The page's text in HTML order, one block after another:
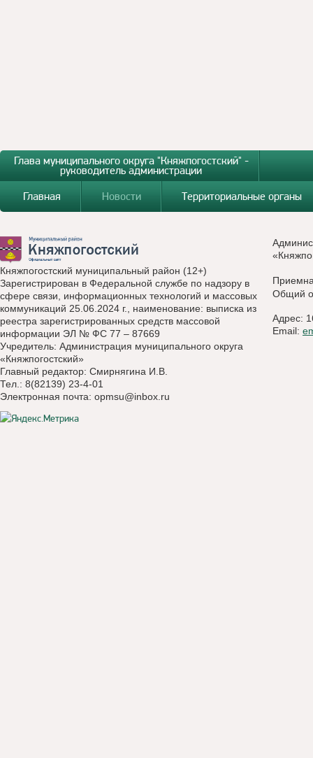
Глава муниципального округа "Княжпогостский" -
руководитель администрации
Главная
Новости Территориальные органы
Княжпогостский муниципальный район (12+)
Зарегистрирован в Федеральной службе по надзору в
сфере связи, информационных технологий и массовых
коммуникаций 25.06.2024 г., наименование: выписка из
реестра зарегистрированных средств массовой
информации ЭЛ № ФС 77 – 87669
Учредитель: Администрация муниципального округа
«Княжпогостский»
Главный редактор: Смирнягина И.В.
Тел.: 8(82139) 23-4-01
Электронная почта: opmsu@inbox.ru
Общий
Адрес:
Email: